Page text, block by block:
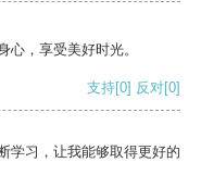
心，享受美好时光。
支持[0] 反对[0]
学习，让我能够取得更好的